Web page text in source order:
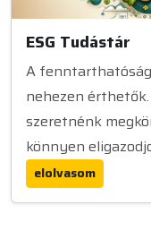
ESG Tudástár
A
nehezen
szeretnénk
könnyen
elolvasom